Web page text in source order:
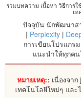
รวมบทความ เนื้อหา วิธีการ
เ
ปัจจุบัน นักพัฒนาส
| Perplexity|
การเขียนโปรแกร
แนะนำให้ทุกค
หมายเหตุ:: เนื่องจา
เทคโนโลยีใหม่ๆ แล